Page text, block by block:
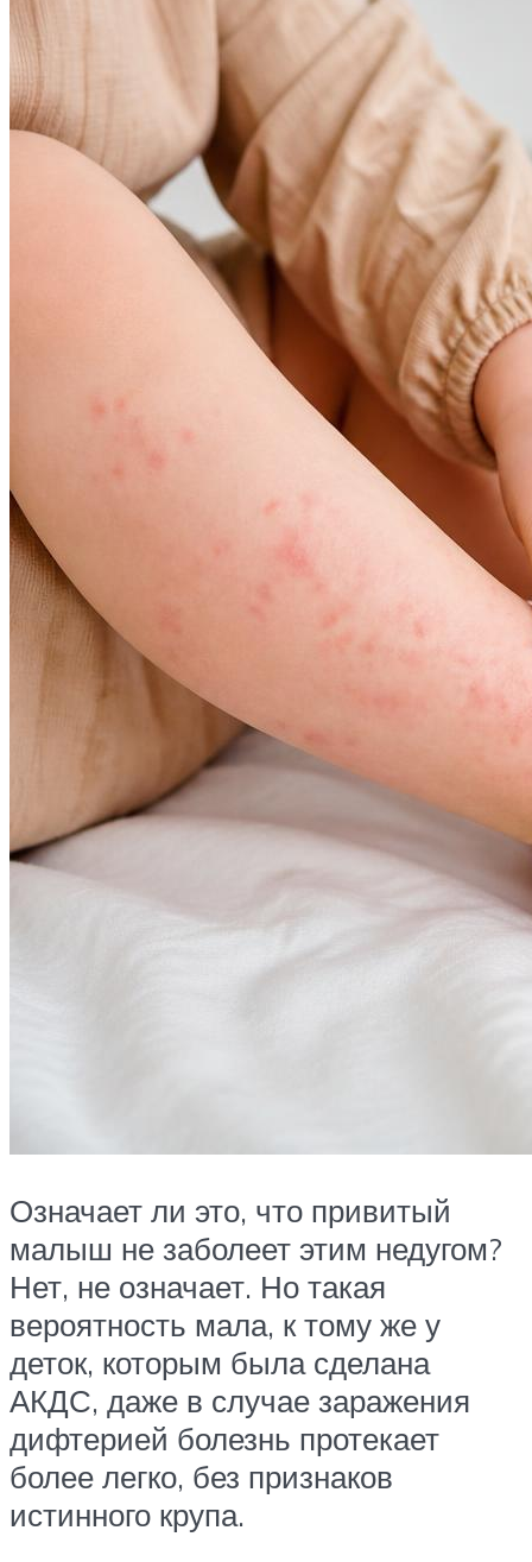
Означает ли это, что привитый
малыш не заболеет этим недугом?
Нет, не означает. Но такая
вероятность мала, к тому же у
деток, которым была сделана
АКДС, даже в случае заражения
дифтерией болезнь протекает
более легко, без признаков
истинного крупа.